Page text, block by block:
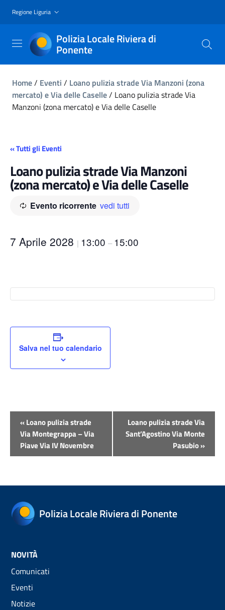
Regione Liguria
Polizia Locale Riviera di
Ponente
Home/ Eventi / Loano pulizia strade Via Manzoni (zona
mercato) e Via delle Caselle/ Loano pulizia strade Via
Manzoni (zona mercato) e Via delle Caselle
« Tutti gli Eventi
Loano pulizia strade Via Manzoni
(zona mercato) e Via delle Caselle
Evento ricorrente vedi tutti
7 Aprile 2028 | 13:00 – 15:00
Salva nel tuo calendario
Evento
Navigazione
«Loano pulizia strade
Via Montegrappa – Via
Piave Via IV Novembre
Loano pulizia strade Via
Sant’Agostino Via Monte
Pasubio»
Polizia Locale Riviera di Ponente
NOVITÀ
Comunicati
Eventi
Notizie